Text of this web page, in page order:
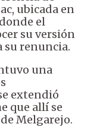
ubicada en
el
su versión
su renuncia.
una
extendió
que allí se
Melgarejo.